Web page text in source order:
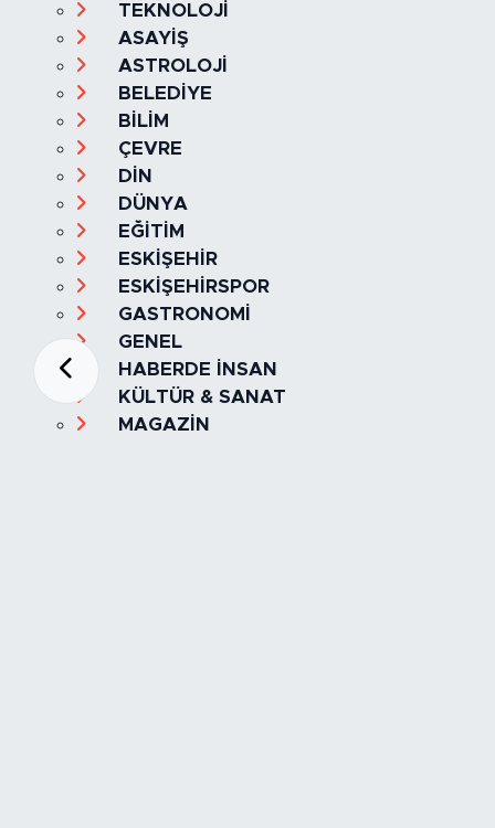
TEKNOLOJİ
ASAYİŞ
ASTROLOJİ
BELEDİYE
BİLİM
ÇEVRE
DİN
DÜNYA
EĞİTİM
ESKİŞEHİR
ESKİŞEHİRSPOR
GASTRONOMİ
GENEL
HABERDE İNSAN
KÜLTÜR & SANAT
MAGAZİN